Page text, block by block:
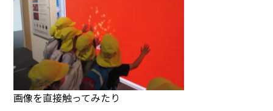
画像を直接触ってみたり